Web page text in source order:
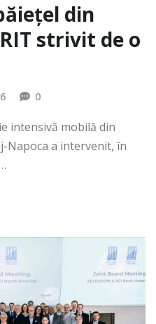
din
strivit de o
0
intensivă mobilă din
Napoca a intervenit, în